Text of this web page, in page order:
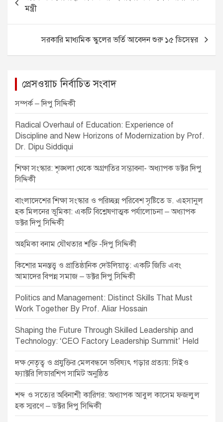
b
o
o
k
n
g
er
A
p
p
s
n
মন্ত্রী
সরকারি মাধ্যমিক স্কুলের ভর্তি আবেদন শুরু ১৫ ডিসেম্বর
প্রেসওয়াচ নির্বাচিত সংবাদ
সম্পর্ক – দিপু সিদ্দিকী
Radical Overhaul of Education: Experience of
Discipline and New Horizons of Modernization by Prof.
Dr. Dipu Siddiqui
শিক্ষা সংস্কার: শৃঙ্খলা থেকে অগ্রগতির সম্ভাবনা- অধ্যাপক ডক্টর দিপু
সিদ্দিকী
বাংলাদেশের শিক্ষা সংস্কার ও পরিচ্ছন্ন পরিবেশ সৃষ্টিতে ড. এহসানুল
হক মিলনের ভূমিকা: একটি বিশ্লেষণাত্মক পর্যালোচনা – অধ্যাপক
ডক্টর দিপু সিদ্দিকী
অহমিকা বনাম যৌথতার শক্তি -দিপু সিদ্দিকী
কিশোর মনস্তত্ত্ব ও প্রাতিষ্ঠানিক দেউলিয়াত্ব: একটি জিডি এবং
আমাদের বিপন্ন সমাজ – ডক্টর দিপু সিদ্দিকী
Politics and Management: Distinct Skills That Must
Work Together By Prof. Aliar Hossain
Shaping the Future Through Skilled Leadership and
Technology: ‘CEO Factory Leadership Summit’ Held
দক্ষ নেতৃত্ব ও প্রযুক্তির মেলবন্ধনে ভবিষ্যৎ গড়ার প্রত্যয়: সিইও
ফ্যাক্টরি লিডারশিপ সামিট অনুষ্ঠিত
শব্দ ও সত্যের অবিনাশী কারিগর: অধ্যাপক আবুল কাসেম ফজলুল
হক স্মরণে – ডক্টর দিপু সিদ্দিকী